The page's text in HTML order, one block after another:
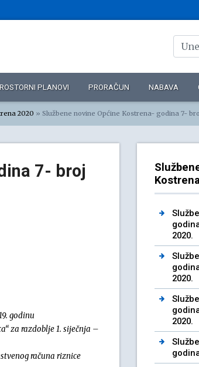
PLANOVI PRORAČUN NABAVA
2020 » Službene novine Općine Kostrena- godina 7- broj 4- 1. lipnja
7- broj
godinu
za razdoblje 1. siječnja –
računa riznice
2020.
2020.
2020.